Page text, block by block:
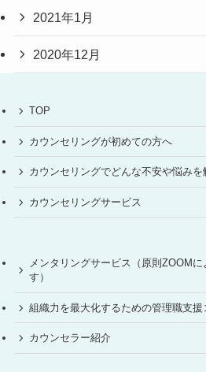
2021年1月
2020年12月
TOP
カウンセリングが初めての方へ
カウンセリングでどんな不安や悩みを
カウンセリングサービス
メンタリングサービス（原則ZOOM
す）
組織力を最大化するための管理職支
カウンセラー紹介